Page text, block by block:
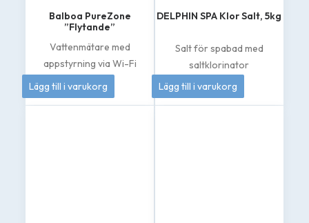
Balboa PureZone
”Flytande”
Vattenmätare med
appstyrning via Wi-Fi
4 995kr
Lägg till i varukorg
DELPHIN SPA Klor Salt, 5kg
Salt för spabad med
saltklorinator
419kr
Lägg till i varukorg